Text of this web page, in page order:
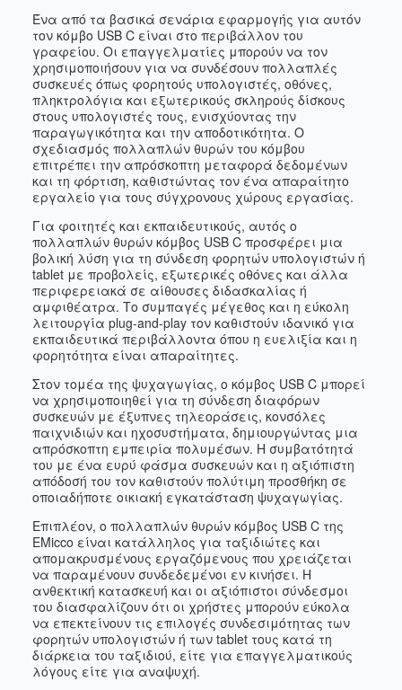
Ένα από τα βασικά σενάρια εφαρμογής για αυτόν
τον κόμβο USB C είναι στο περιβάλλον του
γραφείου. Οι επαγγελματίες μπορούν να τον
χρησιμοποιήσουν για να συνδέσουν πολλαπλές
συσκευές όπως φορητούς υπολογιστές, οθόνες,
πληκτρολόγια και εξωτερικούς σκληρούς δίσκους
στους υπολογιστές τους, ενισχύοντας την
παραγωγικότητα και την αποδοτικότητα. Ο
σχεδιασμός πολλαπλών θυρών του κόμβου
επιτρέπει την απρόσκοπτη μεταφορά δεδομένων
και τη φόρτιση, καθιστώντας τον ένα απαραίτητο
εργαλείο για τους σύγχρονους χώρους εργασίας.
Για φοιτητές και εκπαιδευτικούς, αυτός ο
πολλαπλών θυρών κόμβος USB C προσφέρει μια
βολική λύση για τη σύνδεση φορητών υπολογιστών ή
tablet με προβολείς, εξωτερικές οθόνες και άλλα
περιφερειακά σε αίθουσες διδασκαλίας ή
αμφιθέατρα. Το συμπαγές μέγεθος και η εύκολη
λειτουργία plug-and-play τον καθιστούν ιδανικό για
εκπαιδευτικά περιβάλλοντα όπου η ευελιξία και η
φορητότητα είναι απαραίτητες.
Στον τομέα της ψυχαγωγίας, ο κόμβος USB C μπορεί
να χρησιμοποιηθεί για τη σύνδεση διαφόρων
συσκευών με έξυπνες τηλεοράσεις, κονσόλες
παιχνιδιών και ηχοσυστήματα, δημιουργώντας μια
απρόσκοπτη εμπειρία πολυμέσων. Η συμβατότητά
του με ένα ευρύ φάσμα συσκευών και η αξιόπιστη
απόδοσή του τον καθιστούν πολύτιμη προσθήκη σε
οποιαδήποτε οικιακή εγκατάσταση ψυχαγωγίας.
Επιπλέον, ο πολλαπλών θυρών κόμβος USB C της
EMicco είναι κατάλληλος για ταξιδιώτες και
απομακρυσμένους εργαζόμενους που χρειάζεται
να παραμένουν συνδεδεμένοι εν κινήσει. Η
ανθεκτική κατασκευή και οι αξιόπιστοι σύνδεσμοι
του διασφαλίζουν ότι οι χρήστες μπορούν εύκολα
να επεκτείνουν τις επιλογές συνδεσιμότητας των
φορητών υπολογιστών ή των tablet τους κατά τη
διάρκεια του ταξιδιού, είτε για επαγγελματικούς
λόγους είτε για αναψυχή.